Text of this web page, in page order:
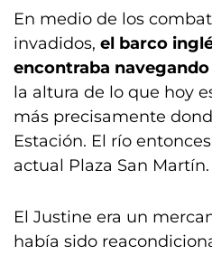
En medio de los
invadidos, el barco
encontraba
la altura de lo que hoy
más precisamente
Estación. El río
actual Plaza San Martín.
El Justine era un
había sido